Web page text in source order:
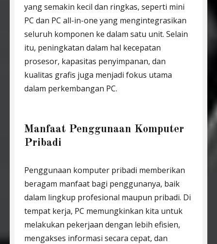
yang semakin kecil dan ringkas, seperti mini
PC dan PC all-in-one yang mengintegrasikan
seluruh komponen ke dalam satu unit. Selain
itu, peningkatan dalam hal kecepatan
prosesor, kapasitas penyimpanan, dan
kualitas grafis juga menjadi fokus utama
dalam perkembangan PC.
Manfaat Penggunaan Komputer
Pribadi
Penggunaan komputer pribadi memberikan
beragam manfaat bagi penggunanya, baik
dalam lingkup profesional maupun pribadi. Di
tempat kerja, PC memungkinkan kita untuk
melakukan pekerjaan dengan lebih efisien,
mengakses informasi secara cepat, dan